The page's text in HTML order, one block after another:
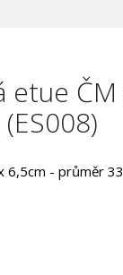
etue
6,5cm - průměr